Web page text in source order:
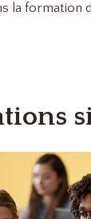
la formation